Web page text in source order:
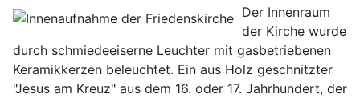
Der Innenraum
der Kirche wurde
durch schmiedeeiserne Leuchter mit gasbetriebenen
Keramikkerzen beleuchtet. Ein aus Holz geschnitzter
"Jesus am Kreuz" aus dem 16. oder 17. Jahrhundert, der